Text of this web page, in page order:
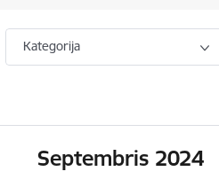
Kategorija
Septembris 2024